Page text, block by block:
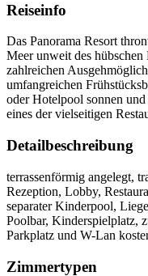
Reiseinfo
Das Panorama Resort
Meer unweit des
zahlreichen
umfangreichen
oder Hotelpool sonnen
eines der vielseitigen
Detailbeschreibung
terrassenförmig angelegt,
Rezeption, Lobby,
separater Kinderpool,
Poolbar, Kinderspielplatz,
Parkplatz und W-Lan
Zimmertypen